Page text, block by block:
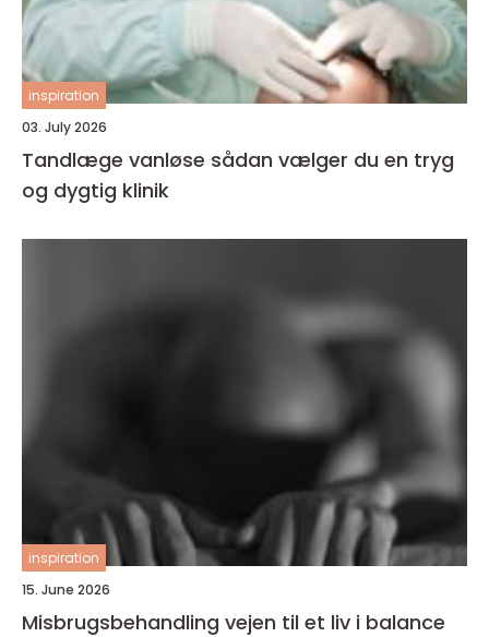
inspiration
03. July 2026
Tandlæge vanløse sådan vælger du en tryg
og dygtig klinik
inspiration
15. June 2026
Misbrugsbehandling vejen til et liv i balance